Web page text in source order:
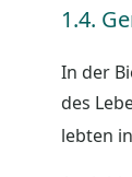
1.4.
In der
des
lebten